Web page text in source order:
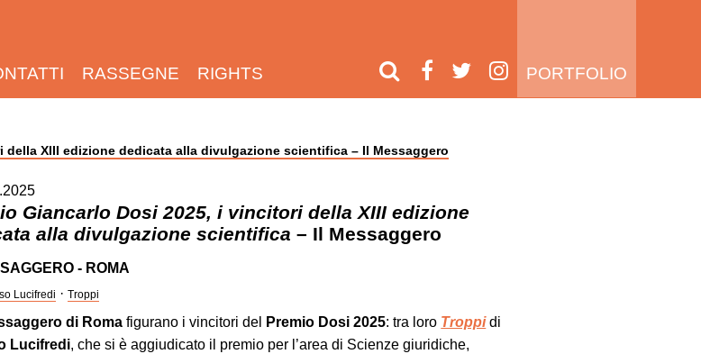
RASSEGNE RIGHTS PORTFOLIO
della XIII edizione dedicata alla divulgazione scientifica – Il Messaggero
Giancarlo Dosi 2025, i vincitori della XIII edizione
alla divulgazione scientifica – Il Messaggero
- ROMA
Lucifredi ·Troppi
di Roma figurano i vincitori del Premio Dosi 2025: tra loro Troppidi
Lucifredi, che si è aggiudicato il premio per l’area di Scienze giuridiche,